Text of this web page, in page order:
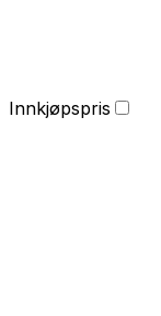
Innkjøpspris